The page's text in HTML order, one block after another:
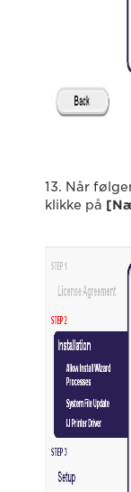
13. Når
klikke på